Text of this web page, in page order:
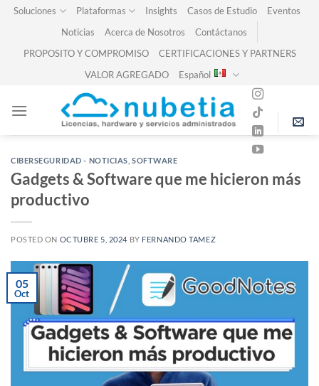
SkipSoluciones Plataformas Insights Casos de Estudio
Eventos
Noticias
Acerca de Nosotros
Contáctanos
PROPOSITO Y COMPROMISO
CERTIFICACIONES Y PARTNERS
VALOR AGREGADO
Español
CIBERSEGURIDAD - NOTICIAS ,SOFTWARE
Gadgets & Software que me hicieron más
productivo
POSTED ON OCTUBRE 5, 2024 BY FERNANDO TAMEZ
05
Oct